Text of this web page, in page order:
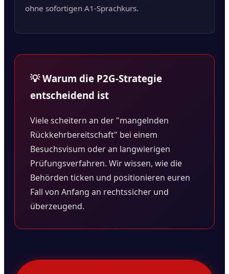
ohne sofortigen A1-Sprachkurs.
💡 Warum die P2G-Strategie
entscheidend ist
Viele scheitern an der "mangelnden
Rückkehrbereitschaft" bei einem
Besuchsvisum oder an langwierigen
Prüfungsverfahren. Wir wissen, wie die
Behörden ticken und positionieren euren
Fall von Anfang an rechtssicher und
überzeugend.